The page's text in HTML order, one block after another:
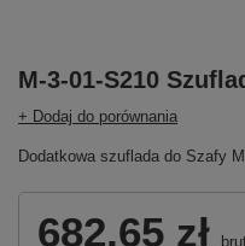
M-3-01-S210
+ Dodaj do porównania
Dodatkowa szuflada do Szafy
682,65 zł